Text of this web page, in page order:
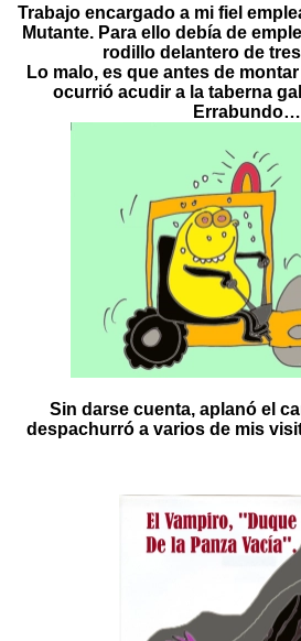
Trabajo encargado a mi fiel
Mutante. Para ello debía de
rodillo delantero de
Lo malo, es que antes de
ocurrió acudir a la taberna
Errabundo…
Sin darse cuenta, aplanó el
despachurró a varios de mis